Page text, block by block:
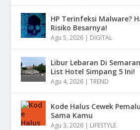
HP Terinfeksi Malware?
Risiko Besarnya!
Agu 5, 2026 | DIGITAL
Libur Lebaran Di
List Hotel Simpang 5 Ini!
Agu 4, 2026 |TREND
Kode Halus Cewek
Sama Kamu
Agu 3, 2026 | LIFESTYLE